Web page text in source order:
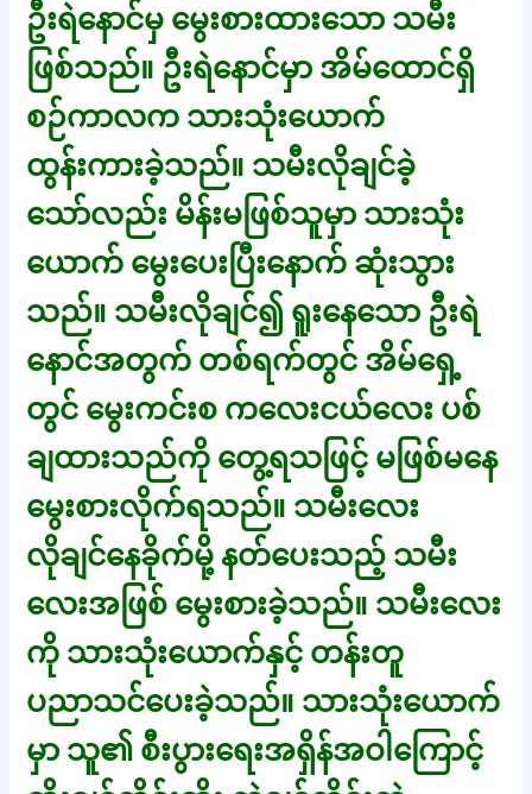
ဦးရဲနောင်မှ မွေးစားထားသော သမီး
ဖြစ်သည်။ ဦးရဲနောင်မှာ အိမ်ထောင်ရှိ
စဉ်ကာလက သားသုံးယောက်
ထွန်းကားခဲ့သည်။ သမီးလိုချင်ခဲ့
သော်လည်း မိန်းမဖြစ်သူမှာ သားသုံး
ယောက် မွေးပေးပြီးနောက် ဆုံးသွား
သည်။ သမီးလိုချင်၍ ရူးနေသော ဦးရဲ
နောင်အတွက် တစ်ရက်တွင် အိမ်ရှေ့
တွင် မွေးကင်းစ ကလေးငယ်လေး ပစ်
ချထားသည်ကို တွေ့ရသဖြင့် မဖြစ်မနေ
မွေးစားလိုက်ရသည်။ သမီးလေး
လိုချင်နေခိုက်မို့ နတ်ပေးသည့် သမီး
လေးအဖြစ် မွေးစားခဲ့သည်။ သမီးလေး
ကို သားသုံးယောက်နှင့် တန်းတူ
ပညာသင်ပေးခဲ့သည်။ သားသုံးယောက်
မှာ သူ၏ စီးပွားရေးအရှိန်အဝါကြောင့်